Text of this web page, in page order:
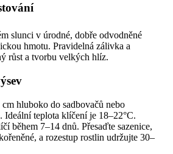
slunci v úrodné, dobře odvodněné
hmotu. Pravidelná zálivka a
růst a tvorbu velkých hlíz.
cm hluboko do sadbovačů nebo
Ideální teplota klíčení je 18–22°C.
během 7–14 dnů. Přesaďte sazenice,
a rozestup rostlin udržujte 30–